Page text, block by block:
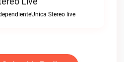
Stereo live